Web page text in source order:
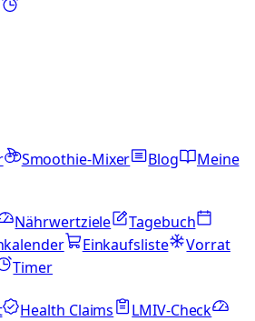
Smoothie-Mixer Blog
Meine
Nährwertziele
Tagebuch
Einkaufsliste
Vorrat
Timer
Health Claims
LMIV-Check